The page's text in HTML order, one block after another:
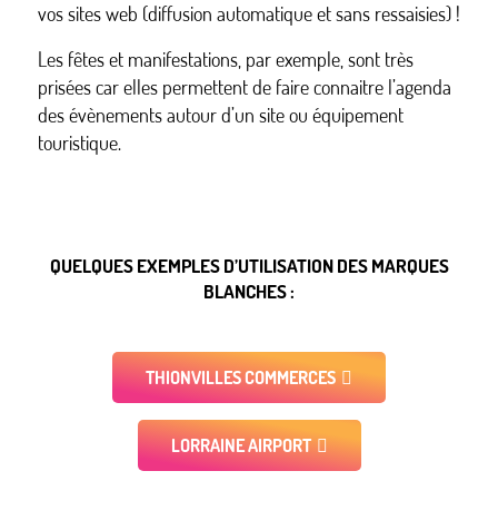
vos sites web (diffusion automatique et sans ressaisies) !
Les fêtes et manifestations, par exemple, sont très
prisées car elles permettent de faire connaitre l’agenda
des évènements autour d’un site ou équipement
touristique.
QUELQUES EXEMPLES D’UTILISATION DES MARQUES
BLANCHES :
THIONVILLES COMMERCES
LORRAINE AIRPORT